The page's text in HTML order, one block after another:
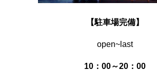
【駐車場完備】
open~last
10：00～20：00